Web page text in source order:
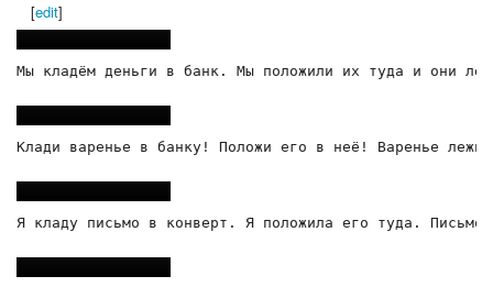
[edit]
Мы кладём деньги в банк. Мы положили их туда и они
Клади варенье в банку! Положи его в неё! Варенье
Я кладу письмо в конверт. Я положила его туда. Письмо